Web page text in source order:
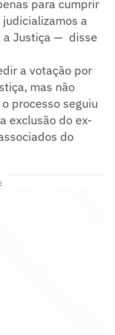
para cumprir
a
a Justiça — disse
a votação por
mas não
processo seguiu
exclusão do ex-
do